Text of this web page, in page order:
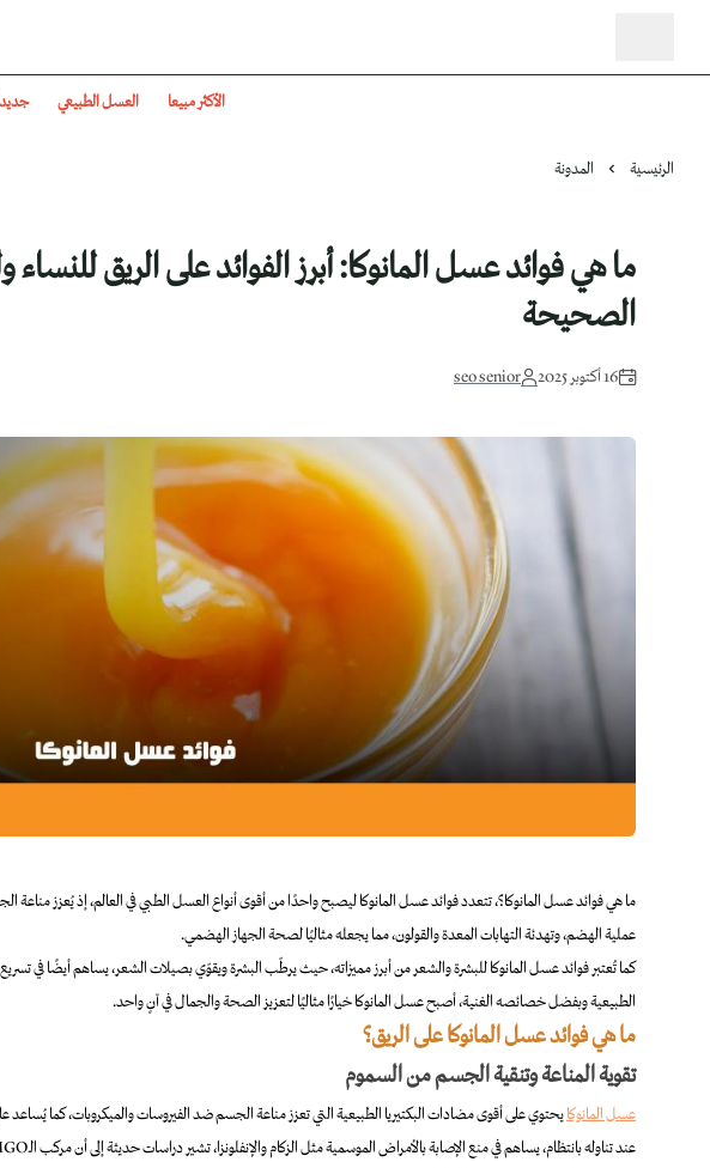
الأكثر مبيعا العسل الطبيعي
الرئيسية المدونة
ما هي فوائد عسل المانوكا: أبرز الفوائد على الريق
الصحيحة
16 أكتوبر 2025 seo senior
ما هي فوائد عسل المانوكا؟، تتعدد فوائد عسل المانوكا ليصبح واحدًا من أقوى أنواع العسل الطبي في العالم، إذ يُعزز مناعة
عملية الهضم، وتهدئة التهابات المعدة والقولون، مما يجعله مثاليًا لصحة الجهاز الهضمي.
كما تُعتبر فوائد عسل المانوكا للبشرة والشعر من أبرز مميزاته، حيث يرطّب البشرة ويقوّي بصيلات الشعر، يساهم أيضًا في
الطبيعية وبفضل خصائصه الغنية، أصبح عسل المانوكا خيارًا مثاليًا لتعزيز الصحة والجمال في آنٍ واحد.
ما هي فوائد عسل المانوكا على الريق؟
تقوية المناعة وتنقية الجسم من السموم
عسل المانوكايحتوي على أقوى مضادات البكتيريا الطبيعية التي تعزز مناعة الجسم ضد الفيروسات والميكروبات، كما
عند تناوله بانتظام، يساهم في منع الإصابة بالأمراض الموسمية مثل الزكام والإنفلونزا، تشير دراسات حديثة إلى أن مركب الـMGO الموجود فيه يرفع كفاءة خلايا الدم البيضاء في مكافحة العدوى.